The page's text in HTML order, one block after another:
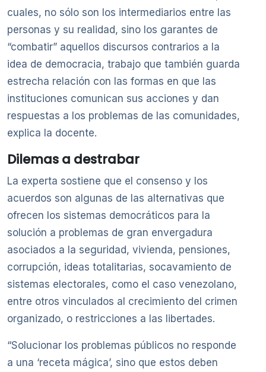
cuales, no sólo son los intermediarios entre las
personas y su realidad, sino los garantes de
“combatir” aquellos discursos contrarios a la
idea de democracia, trabajo que también guarda
estrecha relación con las formas en que las
instituciones comunican sus acciones y dan
respuestas a los problemas de las comunidades,
explica la docente.
Dilemas a destrabar
La experta sostiene que el consenso y los
acuerdos son algunas de las alternativas que
ofrecen los sistemas democráticos para la
solución a problemas de gran envergadura
asociados a la seguridad, vivienda, pensiones,
corrupción, ideas totalitarias, socavamiento de
sistemas electorales, como el caso venezolano,
entre otros vinculados al crecimiento del crimen
organizado, o restricciones a las libertades.
“Solucionar los problemas públicos no responde
a una ‘receta mágica’, sino que estos deben